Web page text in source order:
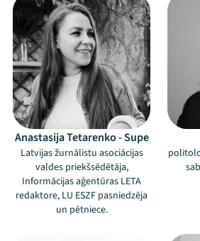
Anastasija Tetarenko - Supe
Latvijas žurnālistu asociācijas
valdes priekšsēdētāja,
Informācijas aģentūras LETA
redaktore, LU ESZF pasniedzēja
un pētniece.